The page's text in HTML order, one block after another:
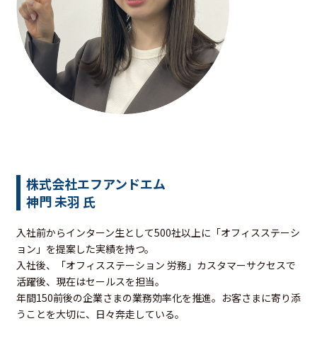
株式会社エフアンドエム
神門 未羽 氏
入社前からインターン生として500社以上に「オフィスステーシ
ョン」を提案した実績を持つ。
入社後、「オフィスステーション 労務」カスタマーサクセスで
活躍後、現在はセールスを担当。
年間150前後の企業さまの業務効率化を推進。お客さまに寄り添
うことを大切に、日々奔走している。